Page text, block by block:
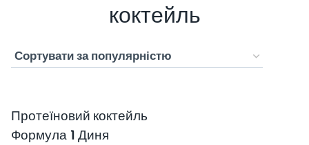
коктейль
Протеїновий коктейль
Формула 1 Диня